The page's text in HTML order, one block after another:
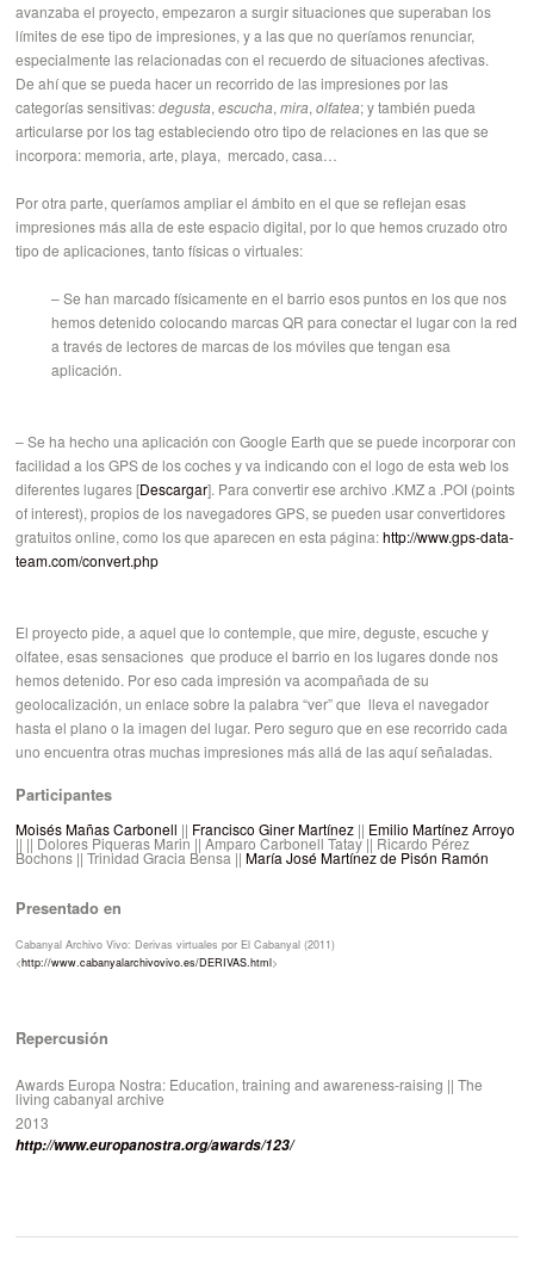
avanzaba el proyecto, empezaron a surgir situaciones que superaban los
límites de ese tipo de impresiones, y a las que no queríamos renunciar,
especialmente las relacionadas con el recuerdo de situaciones afectivas.
De ahí que se pueda hacer un recorrido de las impresiones por las
categorías sensitivas:degusta,escucha,mira,olfatea; y también pueda
articularse por los tag estableciendo otro tipo de relaciones en las que se
incorpora: memoria, arte, playa, mercado, casa…
Por otra parte, queríamos ampliar el ámbito en el que se reflejan esas
impresiones más alla de este espacio digital, por lo que hemos cruzado otro
tipo de aplicaciones, tanto físicas o virtuales:
– Se han marcado físicamente en el barrio esos puntos en los que nos
hemos detenido colocando marcas QR para conectar el lugar con la red
a través de lectores de marcas de los móviles que tengan esa
aplicación.
– Se ha hecho una aplicación con Google Earth que se puede incorporar con
facilidad a los GPS de los coches y va indicando con el logo de esta web los
diferentes lugares [Descargar]. Para convertir ese archivo .KMZ a .POI (points
of interest), propios de los navegadores GPS, se pueden usar convertidores
gratuitos online, como los que aparecen en esta página:http://www.gps-data-
team.com/convert.php
El proyecto pide, a aquel que lo contemple, que mire, deguste, escuche y
olfatee, esas sensaciones que produce el barrio en los lugares donde nos
hemos detenido. Por eso cada impresión va acompañada de su
geolocalización, un enlace sobre la palabra “ver” que lleva el navegador
hasta el plano o la imagen del lugar. Pero seguro que en ese recorrido cada
uno encuentra otras muchas impresiones más allá de las aquí señaladas.
Participantes
Moisés Mañas Carbonell || Francisco Giner Martínez || Emilio Martínez Arroyo
|| || Dolores Piqueras Marin || Amparo Carbonell Tatay || Ricardo Pérez
Bochons || Trinidad Gracia Bensa ||María José Martínez de Pisón Ramón
Presentado en
Cabanyal Archivo Vivo: Derivas virtuales por El Cabanyal (2011)
<http://www.cabanyalarchivovivo.es/DERIVAS.html>
Repercusión
Awards Europa Nostra: Education, training and awareness-raising || The
living cabanyal archive
2013
http://www.europanostra.org/awards/123/